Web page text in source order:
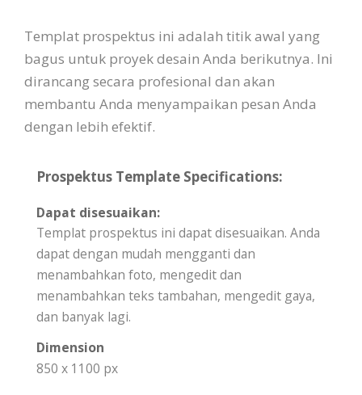
Templat prospektus ini adalah titik awal yang
bagus untuk proyek desain Anda berikutnya. Ini
dirancang secara profesional dan akan
membantu Anda menyampaikan pesan Anda
dengan lebih efektif.
Prospektus Template Specifications:
Dapat disesuaikan:
Templat prospektus ini dapat disesuaikan. Anda
dapat dengan mudah mengganti dan
menambahkan foto, mengedit dan
menambahkan teks tambahan, mengedit gaya,
dan banyak lagi.
Dimension
850 x 1100 px